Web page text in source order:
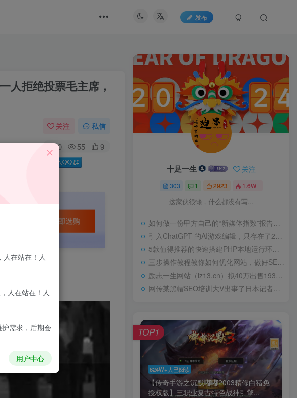
发布
人拒绝投票毛主席，
关注 私信
0 55 9
！
十足一生 关注
303 1 2923 1.6W+
这家伙很懒，什么都没有写...
如何做一份甲方自己的“新媒体指数”报告？试试“3-10模型”又一领土回归中国版图，面积4.7平方千米，五处竖界碑宣告主权
引入ChatGPT 的AI游戏编辑，只存在了24小时高中“0分”试卷火了，阅卷老师气得直跳脚，美术老师却谄媚一笑
5款值得推荐的快速搭建PHP本地运行环境Web工具包天下第一淫棍，设计玷污60位女艺人被判入狱29年，仍飞扬跋扈
三步操作教程教你如何优化网站，做好SEO优化
励志一生网站（lz13.cn）拟40万出售1934年，林徽因在耀州城门外，罕见留影，依旧容颜美丽，身姿轻盈
网传某黑帽SEO培训大V出事了日本记者：北方四岛属于哪国？中方的巧妙回答令对方如芒刺背
624W+人已阅读
【传奇手游之沉默嘟嘟2003精修白猪免
授权版】三职业复古特色战神引擎...
TOP1
在站在！人
人在站在！人
需求，后期会
用户中心